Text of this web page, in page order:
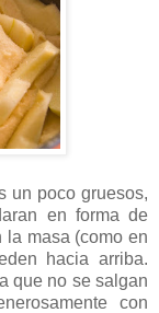
un poco gruesos,
en forma de
la masa (como en
hacia arriba.
que no se salgan
con